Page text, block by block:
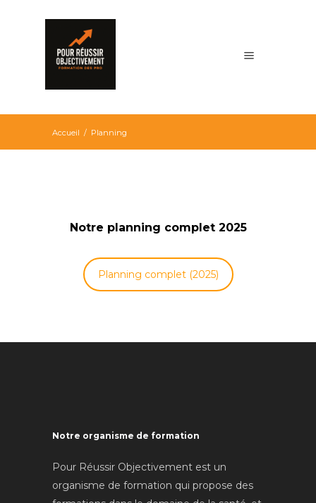
Accueil / Planning
Notre planning complet 2025
Planning complet (2025)
Notre organisme de formation
Pour Réussir Objectivement est un
organisme de formation qui propose des